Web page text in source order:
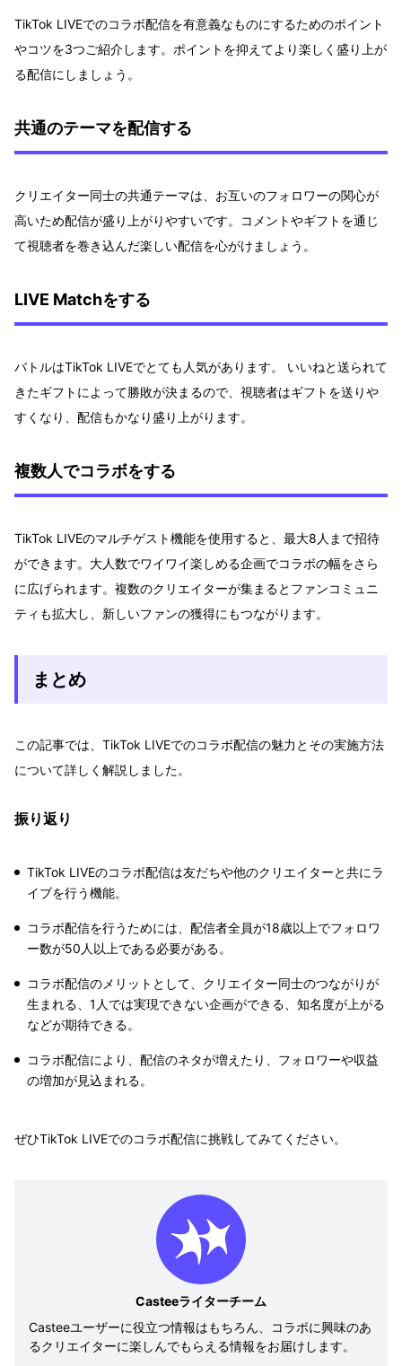
TikTok LIVEでのコラボ配信を有意義なものにするためのポイント
やコツを3つご紹介します。ポイントを抑えてより楽しく盛り上が
る配信にしましょう。
共通のテーマを配信する
クリエイター同士の共通テーマは、お互いのフォロワーの関心が
高いため配信が盛り上がりやすいです。コメントやギフトを通じ
て視聴者を巻き込んだ楽しい配信を心がけましょう。
LIVE Matchをする
バトルはTikTok LIVEでとても人気があります。 いいねと送られて
きたギフトによって勝敗が決まるので、視聴者はギフトを送りや
すくなり、配信もかなり盛り上がります。
複数人でコラボをする
TikTok LIVEのマルチゲスト機能を使用すると、最大8人まで招待
ができます。大人数でワイワイ楽しめる企画でコラボの幅をさら
に広げられます。複数のクリエイターが集まるとファンコミュニ
ティも拡大し、新しいファンの獲得にもつながります。
まとめ
この記事では、TikTok LIVEでのコラボ配信の魅力とその実施方法
について詳しく解説しました。
振り返り
TikTok LIVEのコラボ配信は友だちや他のクリエイターと共にラ
イブを行う機能。
コラボ配信を行うためには、配信者全員が18歳以上でフォロワ
ー数が50人以上である必要がある。
コラボ配信のメリットとして、クリエイター同士のつながりが
生まれる、1人では実現できない企画ができる、知名度が上がる
などが期待できる。
コラボ配信により、配信のネタが増えたり、フォロワーや収益
の増加が見込まれる。
ぜひTikTok LIVEでのコラボ配信に挑戦してみてください。
Casteeライターチーム
Casteeユーザーに役立つ情報はもちろん、コラボに興味のあ
るクリエイターに楽しんでもらえる情報をお届けします。